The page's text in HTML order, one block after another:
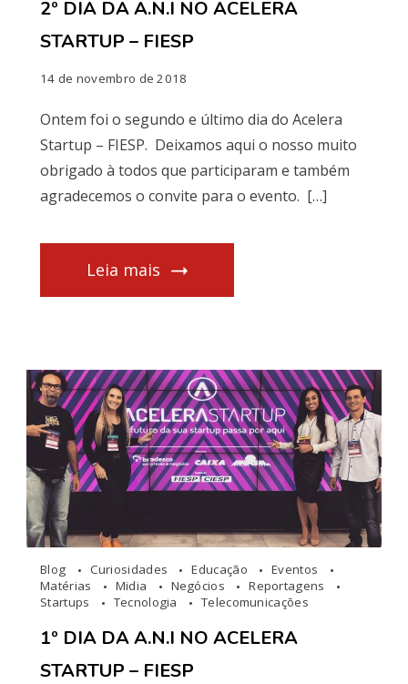
2º DIA DA A.N.I NO ACELERA
STARTUP – FIESP
14 de novembro de 2018
Ontem foi o segundo e último dia do Acelera
Startup – FIESP. Deixamos aqui o nosso muito
obrigado à todos que participaram e também
agradecemos o convite para o evento. […]
Leia mais
Blog Curiosidades Educação
Eventos
Matérias
Midia Negócios
Reportagens
Startups
Tecnologia Telecomunicações
1º DIA DA A.N.I NO ACELERA
STARTUP – FIESP